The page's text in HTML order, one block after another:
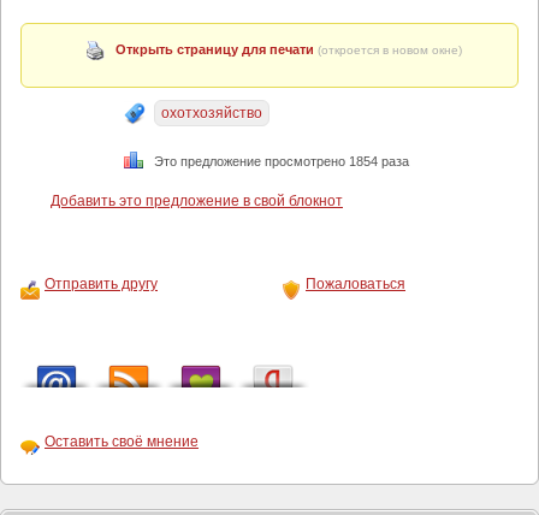
Открыть страницу для печати (откроется в новом окне)
охотхозяйство
Это предложение просмотрено 1854 раза
Добавить это предложение в свой блокнот
Отправить другу Пожаловаться
Оставить своё мнение